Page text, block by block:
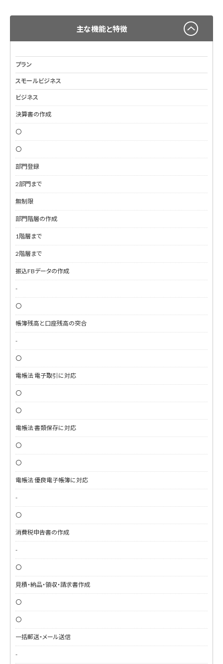
主な機能と特徴
プラン
スモールビジネス
ビジネス
決算書の作成
〇
〇
部門登録
2部門まで
無制限
部門階層の作成
1階層まで
2階層まで
振込FBデータの作成
-
〇
帳簿残高と口座残高の突合
-
〇
電帳法 電子取引に対応
〇
〇
電帳法 書類保存に対応
〇
〇
電帳法 優良電子帳簿に対応
-
〇
消費税申告書の作成
-
〇
見積・納品・領収・請求書作成
〇
〇
一括郵送・メール送信
-